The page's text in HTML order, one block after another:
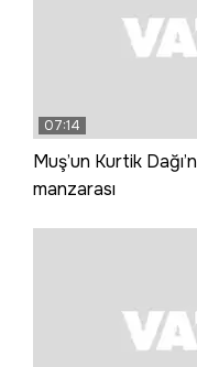
07:14
Muş’un Kurtik
manzarası